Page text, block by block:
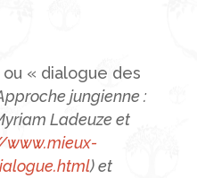
ou « dialogue des
jungienne :
Ladeuze et
) et